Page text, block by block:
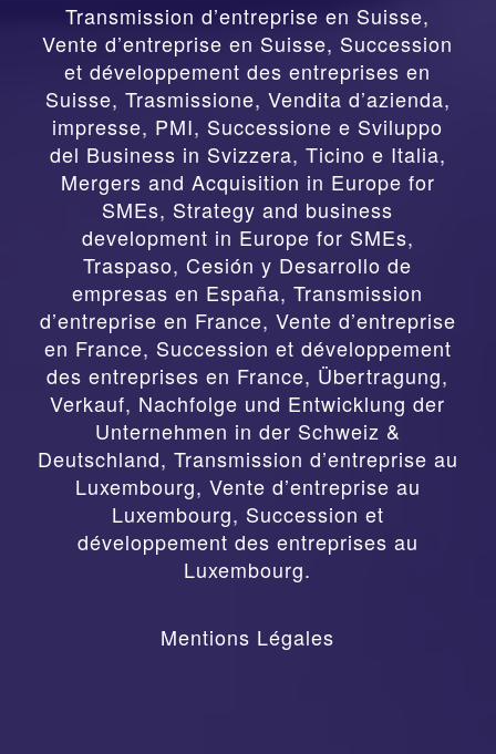
Transmission d’entreprise en Suisse,
Vente d’entreprise en Suisse, Succession
et développement des entreprises en
Suisse, Trasmissione, Vendita d’azienda,
impresse, PMI, Successione e Sviluppo
del Business in Svizzera, Ticino e Italia,
Mergers and Acquisition in Europe for
SMEs, Strategy and business
development in Europe for SMEs,
Traspaso, Cesión y Desarrollo de
empresas en España,Transmission
d’entreprise en France, Vente d’entreprise
en France, Succession et développement
des entreprises en France, Übertragung,
Verkauf, Nachfolge und Entwicklung der
Unternehmen in der Schweiz &
Deutschland, Transmission d’entreprise au
Luxembourg, Vente d’entreprise au
Luxembourg, Succession et
développement des entreprises au
Luxembourg.
Mentions Légales